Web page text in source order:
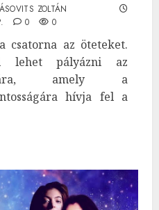
ZOLTÁN
0 0
csatorna az öteteket.
lehet pályázni az
amely a
hívja fel a